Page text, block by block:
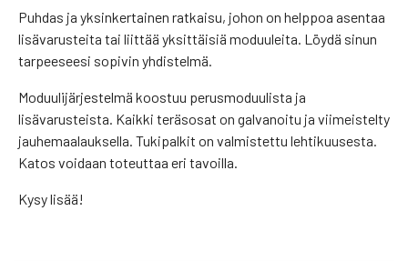
Puhdas ja yksinkertainen ratkaisu, johon on helppoa asentaa
lisävarusteita tai liittää yksittäisiä moduuleita. Löydä sinun
tarpeeseesi sopivin yhdistelmä.
Moduulijärjestelmä koostuu perusmoduulista ja
lisävarusteista. Kaikki teräsosat on galvanoitu ja viimeistelty
jauhemaalauksella. Tukipalkit on valmistettu lehtikuusesta.
Katos voidaan toteuttaa eri tavoilla.
Kysy lisää!